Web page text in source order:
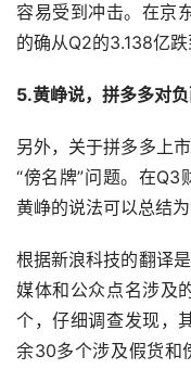
容易受到冲击。在京
的确从Q2的3.138亿
5.黄峥说，拼多多对
另外，关于拼多多上
“傍名牌”问题。在
黄峥的说法可以总结
根据新浪科技的翻译
媒体和公众点名涉及
个，仔细调查发现，
余30多个涉及假货和